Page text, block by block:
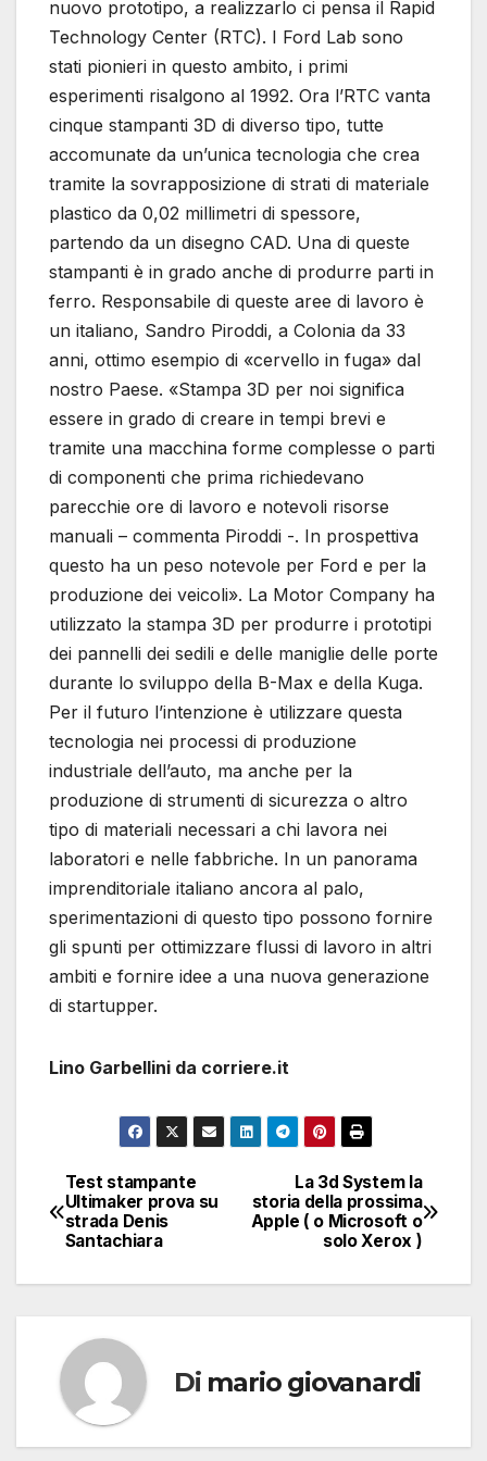
nuovo prototipo, a realizzarlo ci pensa il Rapid
Technology Center (RTC). I Ford Lab sono
stati pionieri in questo ambito, i primi
esperimenti risalgono al 1992. Ora l’RTC vanta
cinque stampanti 3D di diverso tipo, tutte
accomunate da un’unica tecnologia che crea
tramite la sovrapposizione di strati di materiale
plastico da 0,02 millimetri di spessore,
partendo da un disegno CAD. Una di queste
stampanti è in grado anche di produrre parti in
ferro. Responsabile di queste aree di lavoro è
un italiano, Sandro Piroddi, a Colonia da 33
anni, ottimo esempio di «cervello in fuga» dal
nostro Paese. «Stampa 3D per noi significa
essere in grado di creare in tempi brevi e
tramite una macchina forme complesse o parti
di componenti che prima richiedevano
parecchie ore di lavoro e notevoli risorse
manuali – commenta Piroddi -. In prospettiva
questo ha un peso notevole per Ford e per la
produzione dei veicoli». La Motor Company ha
utilizzato la stampa 3D per produrre i prototipi
dei pannelli dei sedili e delle maniglie delle porte
durante lo sviluppo della B-Max e della Kuga.
Per il futuro l’intenzione è utilizzare questa
tecnologia nei processi di produzione
industriale dell’auto, ma anche per la
produzione di strumenti di sicurezza o altro
tipo di materiali necessari a chi lavora nei
laboratori e nelle fabbriche. In un panorama
imprenditoriale italiano ancora al palo,
sperimentazioni di questo tipo possono fornire
gli spunti per ottimizzare flussi di lavoro in altri
ambiti e fornire idee a una nuova generazione
di startupper.
Lino Garbellini da corriere.it
Navigazione
articoli
La 3d System la
storia della prossima
Apple ( o Microsoft o
solo Xerox )
Test stampante
Ultimaker prova su
strada Denis
Santachiara
Di mario giovanardi